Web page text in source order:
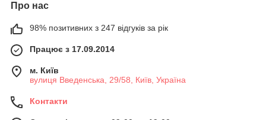
Про нас
98% позитивних з 247 відгуків за рік
Працює з 17.09.2014
м. Київ
вулиця Введенська, 29/58, Київ, Україна
Контакти